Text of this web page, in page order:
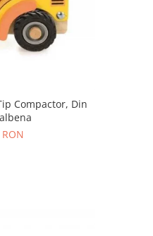
Compactor, Din